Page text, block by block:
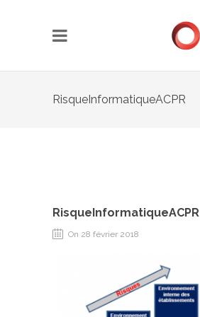
RisqueInformatiqueACPR
RisqueInformatiqueACPR
On 28 février 2018